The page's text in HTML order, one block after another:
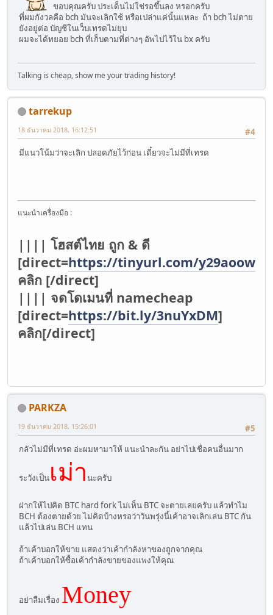
ขอบคุณครับ ประเด็นไม่ใช่รอขึ้นลง หรอกครับ
ที่ผมกังวลคือ bch มันจะเลิกใช้ หรือเปล่าแค่นั้นแหละ ถ้า bch ไม่ตาย
ยังอยู่ต่อ บัญชีในเว็บเทรดไม่ยุบ
ผมจะได้ทยอย bch ที่เก็บตามที่ต่างๆ อัพไปไว้ใน bx ครับ
Talking is cheap, show me your trading history!
tarrekup
#4
18 ธันวาคม 2018, 16:12:51
มีแนวโน้มว่าจะเลิก ปลอดภัยไว้ก่อน เดี๋ยวจะไม่มีที่เทรด
แนะนำเครื่องมือ :
|||| โฮสต์ไทย ถูก & ดี
[direct=https://tinyurl.com/y29aoowv
คลิก [/direct]
|||| จดโดเมนที่ namecheap
[direct=https://bit.ly/3nuYxDM]
คลิก[/direct]
PARKZA
#5
19 ธันวาคม 2018, 15:26:01
กลัวไม่มีที่เทรด อ่ะผมหามาให้ แนะนำละกัน อย่าไปเชื่อคนอื่นมาก
ระวังเป็นเม่านะครับ
ฝากให้ไปคิด BTC hard fork ไม่เห็น BTC จะตายเลยครับ แล้วทำไม
BCH ต้องตายด้วย ไม่คิดบ้างหรอว่าวันพรุ่งนี้เค้าอาจเลิกเล่น BTC กัน
แล้วไปเล่น BCH แทน
ถ้าเค้าบอกให้ขาย แสดงว่าเค้ากำลังหาของถูกจากคุณ
ถ้าเค้าบอกให้ซื้อเค้ากำลังขายของแพงให้คุณ
อย่าลืมเรื่อง Money